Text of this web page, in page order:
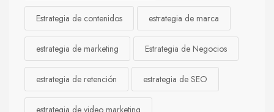
Estrategia de contenidos estrategia de marca
estrategia de marketing Estrategia de Negocios
estrategia de retención estrategia de SEO
estrategia de video marketing